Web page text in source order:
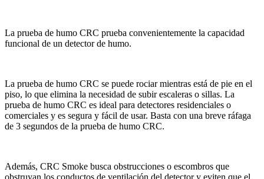
La prueba de humo CRC prueba convenientemente la capacidad
funcional de un detector de humo.
La prueba de humo CRC se puede rociar mientras está de pie en el
piso, lo que elimina la necesidad de subir escaleras o sillas. La
prueba de humo CRC es ideal para detectores residenciales o
comerciales y es segura y fácil de usar. Basta con una breve ráfaga
de 3 segundos de la prueba de humo CRC.
Además, CRC Smoke busca obstrucciones o escombros que
obstruyan los conductos de ventilación del detector y eviten que el